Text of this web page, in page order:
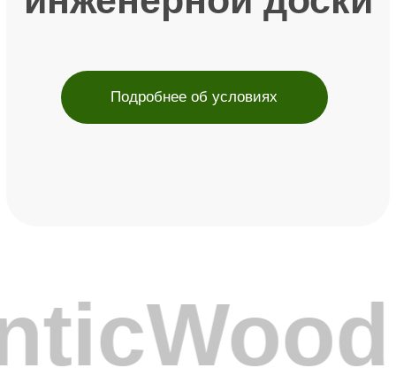
Стабильное качество и контроль
Конкурентные цены для дилеров
Маркетинговая поддержка и
рекламные материалы
Обучение продукту и технологиям
Фото, видео новинок и готовых